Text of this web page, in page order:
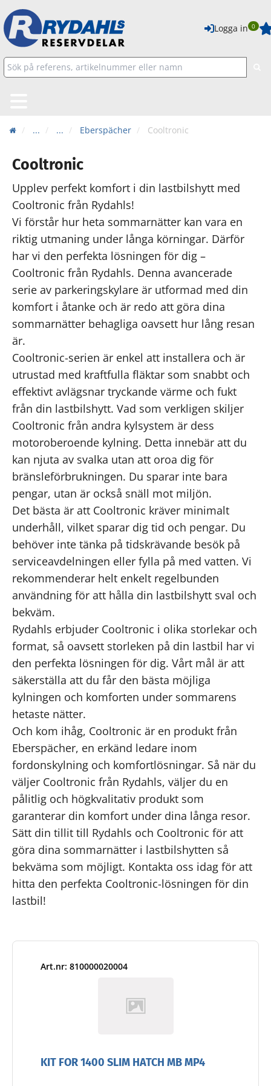
Logga in 0
... ... Eberspächer Cooltronic
Cooltronic
Upplev perfekt komfort i din lastbilshytt med
Cooltronic från Rydahls!
Vi förstår hur heta sommarnätter kan vara en
riktig utmaning under långa körningar. Därför
har vi den perfekta lösningen för dig –
Cooltronic från Rydahls. Denna avancerade
serie av parkeringskylare är utformad med din
komfort i åtanke och är redo att göra dina
sommarnätter behagliga oavsett hur lång resan
är.
Cooltronic-serien är enkel att installera och är
utrustad med kraftfulla fläktar som snabbt och
effektivt avlägsnar tryckande värme och fukt
från din lastbilshytt. Vad som verkligen skiljer
Cooltronic från andra kylsystem är dess
motoroberoende kylning. Detta innebär att du
kan njuta av svalka utan att oroa dig för
bränsleförbrukningen. Du sparar inte bara
pengar, utan är också snäll mot miljön.
Det bästa är att Cooltronic kräver minimalt
underhåll, vilket sparar dig tid och pengar. Du
behöver inte tänka på tidskrävande besök på
serviceavdelningen eller fylla på med vatten. Vi
rekommenderar helt enkelt regelbunden
användning för att hålla din lastbilshytt sval och
bekväm.
Rydahls erbjuder Cooltronic i olika storlekar och
format, så oavsett storleken på din lastbil har vi
den perfekta lösningen för dig. Vårt mål är att
säkerställa att du får den bästa möjliga
kylningen och komforten under sommarens
hetaste nätter.
Och kom ihåg, Cooltronic är en produkt från
Eberspächer, en erkänd ledare inom
fordonskylning och komfortlösningar. Så när du
väljer Cooltronic från Rydahls, väljer du en
pålitlig och högkvalitativ produkt som
garanterar din komfort under dina långa resor.
Sätt din tillit till Rydahls och Cooltronic för att
göra dina sommarnätter i lastbilshytten så
bekväma som möjligt. Kontakta oss idag för att
hitta den perfekta Cooltronic-lösningen för din
lastbil!
Art.nr: 810000020004
KIT FOR 1400 SLIM HATCH MB MP4